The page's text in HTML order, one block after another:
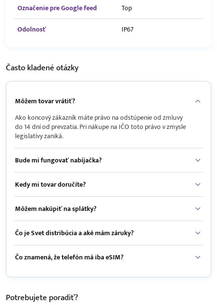
Označenie pre Google feed
Top
Odolnosť
IP67
Často kladenéotázky
Môžem tovar vrátiť?
Ako koncový zákazník máte právo na odstúpenie od zmluvy
do 14 dní od prevzatia. Pri nákupe na IČO toto právo v zmysle
legislatívy zaniká.
Bude mi fungovať nabíjačka?
Kedy mi tovar doručíte?
Môžem nakúpiť na splátky?
Čo je Svet distribúcia a aké mám záruky?
Čo znamená, že telefón má iba eSIM?
Potrebujete poradiť?